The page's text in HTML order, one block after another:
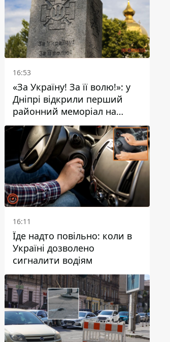
16:53
«За Україну! За її волю!»: у
Дніпрі відкрили перший
районний меморіал на
честь полеглих Захисників
16:11
Їде надто повільно: коли в
Україні дозволено
сигналити водіям